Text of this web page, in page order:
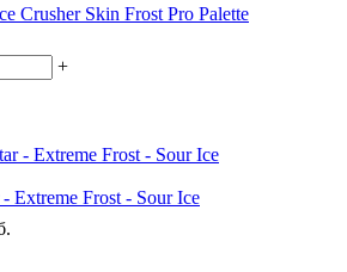
Crusher Skin Frost Pro Palette
+
Extreme Frost - Sour Ice